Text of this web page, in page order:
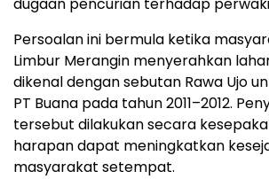
dugaan pencurian terhadap
Persoalan ini bermula ketika
Limbur Merangin menyerahkan
dikenal dengan sebutan Rawa Ujo
PT Buana pada tahun 2011–2012.
tersebut dilakukan secara
harapan dapat meningkatkan
masyarakat setempat.